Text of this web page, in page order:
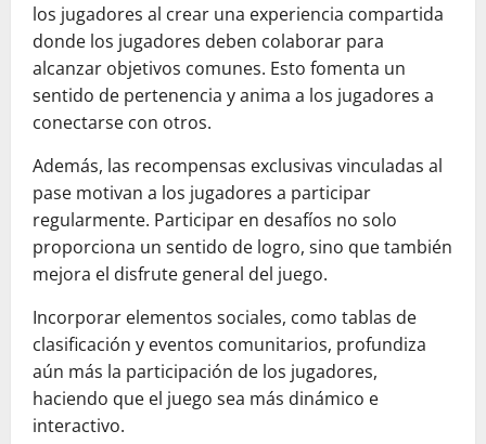
los jugadores al crear una experiencia compartida
donde los jugadores deben colaborar para
alcanzar objetivos comunes. Esto fomenta un
sentido de pertenencia y anima a los jugadores a
conectarse con otros.
Además, las recompensas exclusivas vinculadas al
pase motivan a los jugadores a participar
regularmente. Participar en desafíos no solo
proporciona un sentido de logro, sino que también
mejora el disfrute general del juego.
Incorporar elementos sociales, como tablas de
clasificación y eventos comunitarios, profundiza
aún más la participación de los jugadores,
haciendo que el juego sea más dinámico e
interactivo.